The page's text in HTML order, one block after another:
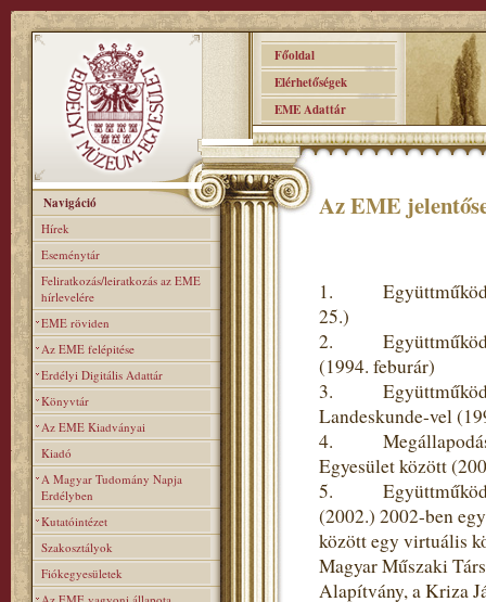
Főoldal
Elérhetőségek
EME Adattár
Navigáció
Hírek
Eseménytár
Feliratkozás/leiratkozás az EME
hírlevelére
EME röviden
Az EME felépitése
Erdélyi Digitális Adattár
Könyvtár
Az EME Kiadványai
Kiadó
A Magyar Tudomány Napja
Erdélyben
Kutatóintézet
Szakosztályok
Fiókegyesületek
Az EME
1. Együttműködési
25.)
2. Együttműködési
(1994. feburár)
3. Együttműködési
Landeskunde-vel
4. Megállapodás a
Egyesület között
5. Együttműködés
(2002.) 2002-ben
között egy virtuális
Magyar Műszaki
Alapítvány, a Kriza